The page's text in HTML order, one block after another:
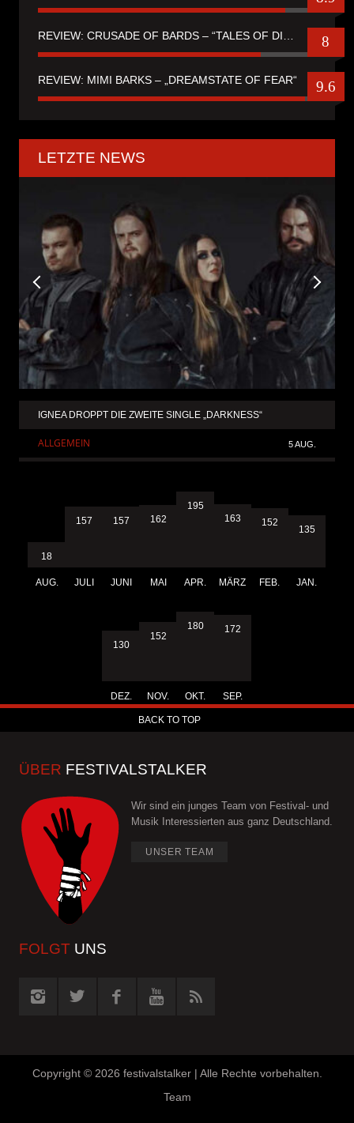
8
REVIEW: MIMI BARKS – „DREAMSTATE OF FEAR“ 9.6
LETZTE NEWS
IGNEA DROPPT DIE ZWEITE SINGLE „DARKNESS“
ALLGEMEIN 5 AUG.
18
AUG.
157
JULI
157
JUNI
162
MAI
195
APR.
163
MÄRZ
152
FEB.
135
JAN.
130
DEZ.
152
NOV.
180
OKT.
172
SEP.
BACK TO TOP
ÜBER FESTIVALSTALKER
Wir sind ein junges Team von Festival- und
Musik Interessierten aus ganz Deutschland.
UNSER TEAM
FOLGT UNS
Copyright © 2026 festivalstalker | Alle Rechte vorbehalten.
Team